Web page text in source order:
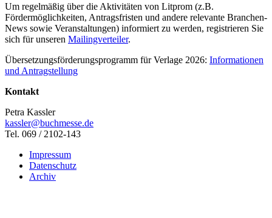
Um regelmäßig über die Aktivitäten von Litprom (z.B.
Fördermöglichkeiten, Antragsfristen und andere relevante Branchen-
News sowie Veranstaltungen) informiert zu werden, registrieren Sie
sich für unseren Mailingverteiler.
Übersetzungsförderungsprogramm für Verlage 2026: Informationen
und Antragstellung
Kontakt
Petra Kassler
kassler@buchmesse.de
Tel. 069 / 2102-143
Impressum
Datenschutz
Archiv